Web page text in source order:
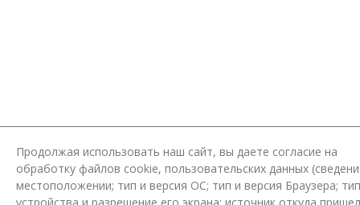
Продолжая использовать наш сайт, вы даете согласие на
обработку файлов cookie, пользовательских данных
местоположении; тип и версия ОС; тип и версия Браузера; тип